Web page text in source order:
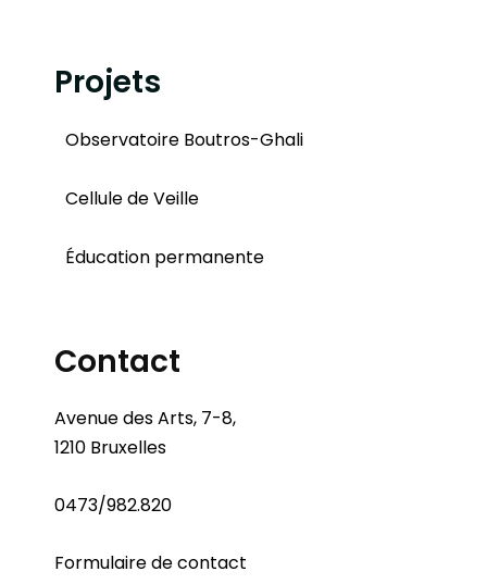
Projets
Observatoire Boutros-Ghali
Cellule de Veille
Éducation permanente
Contact
Avenue des Arts, 7-8,
1210 Bruxelles
0473/982.820
Formulaire de contact